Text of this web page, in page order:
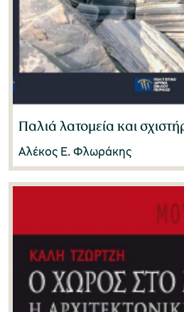
Παλιά λατομεία και
Αλέκος Ε. Φλωράκης